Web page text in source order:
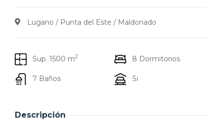
Lugano / Punta del Este / Maldonado
Sup. 1500 m2 8 Dormitorios
7 Baños Si
Descripción